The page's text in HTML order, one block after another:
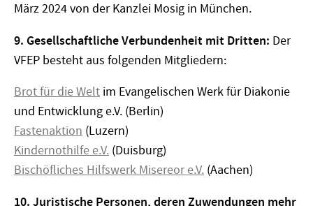
März 2024 von der Kanzlei Mosig in München.
9. Gesellschaftliche Verbundenheit mit Dritten: Der
VFEP besteht aus folgenden Mitgliedern:
Brot für die Welt im Evangelischen Werk für Diakonie
und Entwicklung e.V. (Berlin)
Fastenaktion (Luzern)
Kindernothilfe e.V. (Duisburg)
Bischöfliches Hilfswerk Misereor e.V. (Aachen)
10. Juristische Personen, deren Zuwendungen mehr